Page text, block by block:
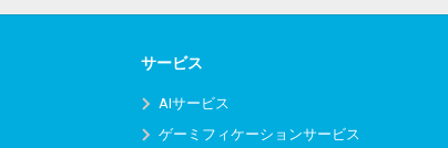
サービス
AIサービス
ゲーミフィケーションサービス